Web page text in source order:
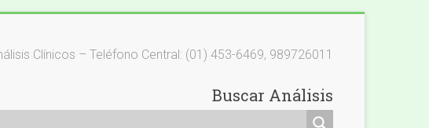
Clínicos – Teléfono Central: (01) 453-6469, 989726011
Buscar Análisis